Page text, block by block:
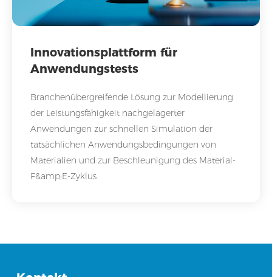
Innovationsplattform für
Anwendungstests
Branchenübergreifende Lösung zur Modellierung
der Leistungsfähigkeit nachgelagerter
Anwendungen zur schnellen Simulation der
tatsächlichen Anwendungsbedingungen von
Materialien und zur Beschleunigung des Material-
F&amp;E-Zyklus